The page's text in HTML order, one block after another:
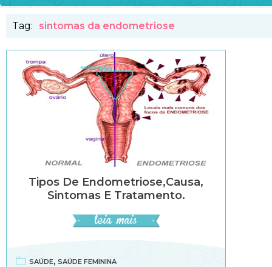
Tag: sintomas da endometriose
Tipos De Endometriose,causa,
Sintomas E Tratamento.
SAÚDE, SAÚDE FEMININA